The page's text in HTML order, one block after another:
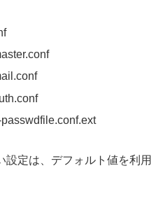
設定は、デフォルト値を利用